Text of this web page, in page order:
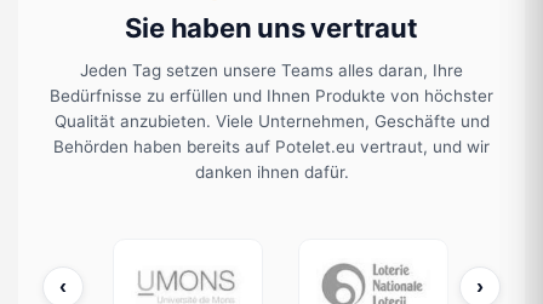
Sie haben uns vertraut
Jeden Tag setzen unsere Teams alles daran, Ihre
Bedürfnisse zu erfüllen und Ihnen Produkte von höchster
Qualität anzubieten. Viele Unternehmen, Geschäfte und
Behörden haben bereits auf Potelet.eu vertraut, und wir
danken ihnen dafür.
‹ UMONS Loterie Nationale ›